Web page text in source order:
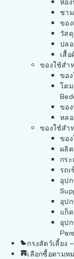
ชา
ขอ
วัส
ปล
เสื้
ของใช้สำ
ขอ
โด
ขอ
หล
ของใช้สำ
ขอ
ผลิ
กร
รถ
อุป
อุป
แก็
อุป
กรงสัตว์เลี้ยง
เลือกซื้อตามห